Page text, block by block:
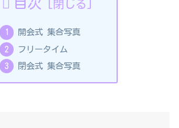
開会式 集合写真
フリータイム
閉会式 集合写真